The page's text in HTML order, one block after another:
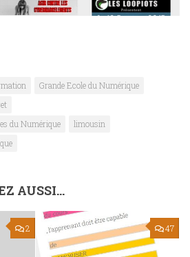
Grande Ecole du Numérique
du Numérique
limousin
AUSSI...
2 47